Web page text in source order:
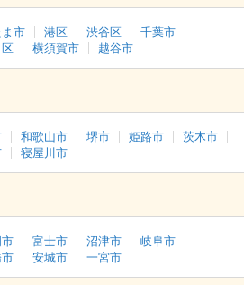
市 港区 渋谷区
千葉市
区 横須賀市 越谷市
和歌山市 堺市 姫路市
茨木市
寝屋川市
富士市 沼津市
岐阜市
市 安城市 一宮市